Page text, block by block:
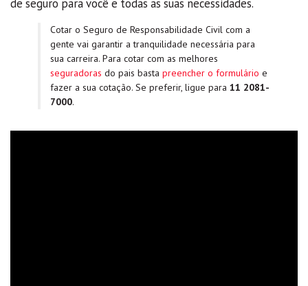
de seguro para você e todas as suas necessidades.
Cotar o Seguro de Responsabilidade Civil com a
gente vai garantir a tranquilidade necessária para
sua carreira. Para cotar com as melhores
seguradoras do pais basta preencher o formulário e
fazer a sua cotação. Se preferir, ligue para 11 2081-
7000.